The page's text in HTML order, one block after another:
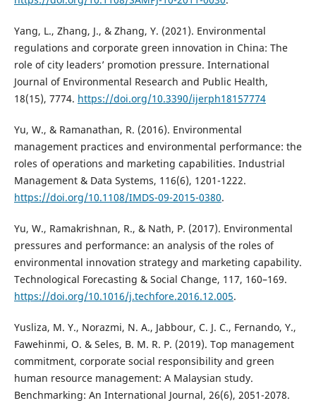
Yang, L., Zhang, J., & Zhang, Y. (2021). Environmental
regulations and corporate green innovation in China: The
role of city leaders’ promotion pressure. International
Journal of Environmental Research and Public Health,
18(15), 7774. https://doi.org/10.3390/ijerph18157774
Yu, W., & Ramanathan, R. (2016). Environmental
management practices and environmental performance: the
roles of operations and marketing capabilities. Industrial
Management & Data Systems, 116(6), 1201-1222.
https://doi.org/10.1108/IMDS-09-2015-0380.
Yu, W., Ramakrishnan, R., & Nath, P. (2017). Environmental
pressures and performance: an analysis of the roles of
environmental innovation strategy and marketing capability.
Technological Forecasting & Social Change, 117, 160–169.
https://doi.org/10.1016/j.techfore.2016.12.005.
Yusliza, M. Y., Norazmi, N. A., Jabbour, C. J. C., Fernando, Y.,
Fawehinmi, O. & Seles, B. M. R. P. (2019). Top management
commitment, corporate social responsibility and green
human resource management: A Malaysian study.
Benchmarking: An International Journal, 26(6), 2051-2078.